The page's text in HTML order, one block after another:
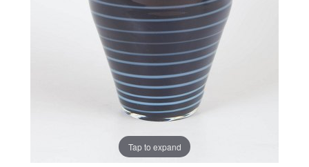
Tap to expand